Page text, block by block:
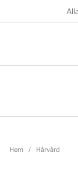
Hem / Hårvård